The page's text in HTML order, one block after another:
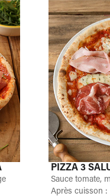
PIZZA 3
Sauce tomate,
Après cuisson :